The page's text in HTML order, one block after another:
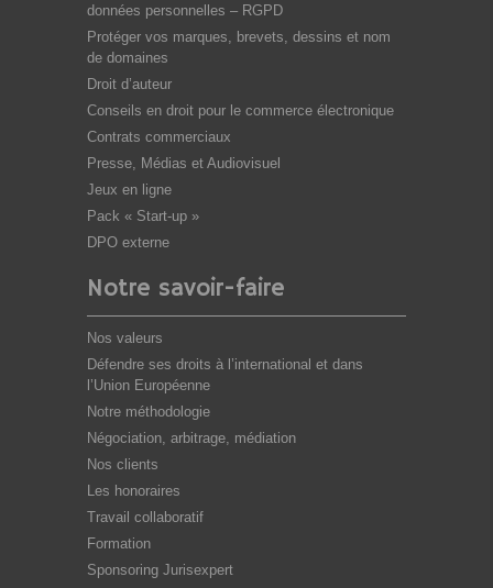
données personnelles – RGPD
Protéger vos marques, brevets, dessins et nom
de domaines
Droit d’auteur
Conseils en droit pour le commerce électronique
Contrats commerciaux
Presse, Médias et Audiovisuel
Jeux en ligne
Pack « Start-up »
DPO externe
Notre savoir-faire
Nos valeurs
Défendre ses droits à l’international et dans
l’Union Européenne
Notre méthodologie
Négociation, arbitrage, médiation
Nos clients
Les honoraires
Travail collaboratif
Formation
Sponsoring Jurisexpert